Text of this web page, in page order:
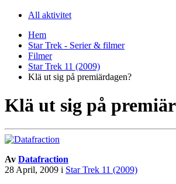
All aktivitet
Hem
Star Trek - Serier & filmer
Filmer
Star Trek 11 (2009)
Klä ut sig på premiärdagen?
Klä ut sig på
Av Datafraction
28 April, 2009 i Star Trek 11 (2009)